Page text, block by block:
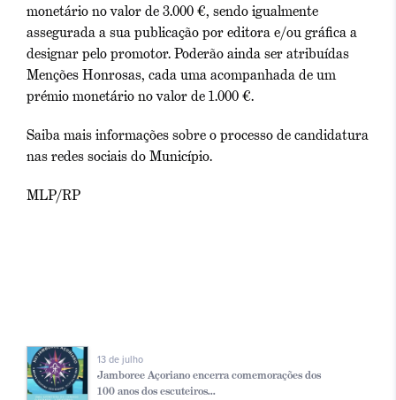
monetário no valor de 3.000 €, sendo igualmente
assegurada a sua publicação por editora e/ou gráfica a
designar pelo promotor. Poderão ainda ser atribuídas
Menções Honrosas, cada uma acompanhada de um
prémio monetário no valor de 1.000 €.
Saiba mais informações sobre o processo de candidatura
nas redes sociais do Município.
MLP/RP
13 de julho
Jamboree Açoriano encerra comemorações dos
100 anos dos escuteiros...